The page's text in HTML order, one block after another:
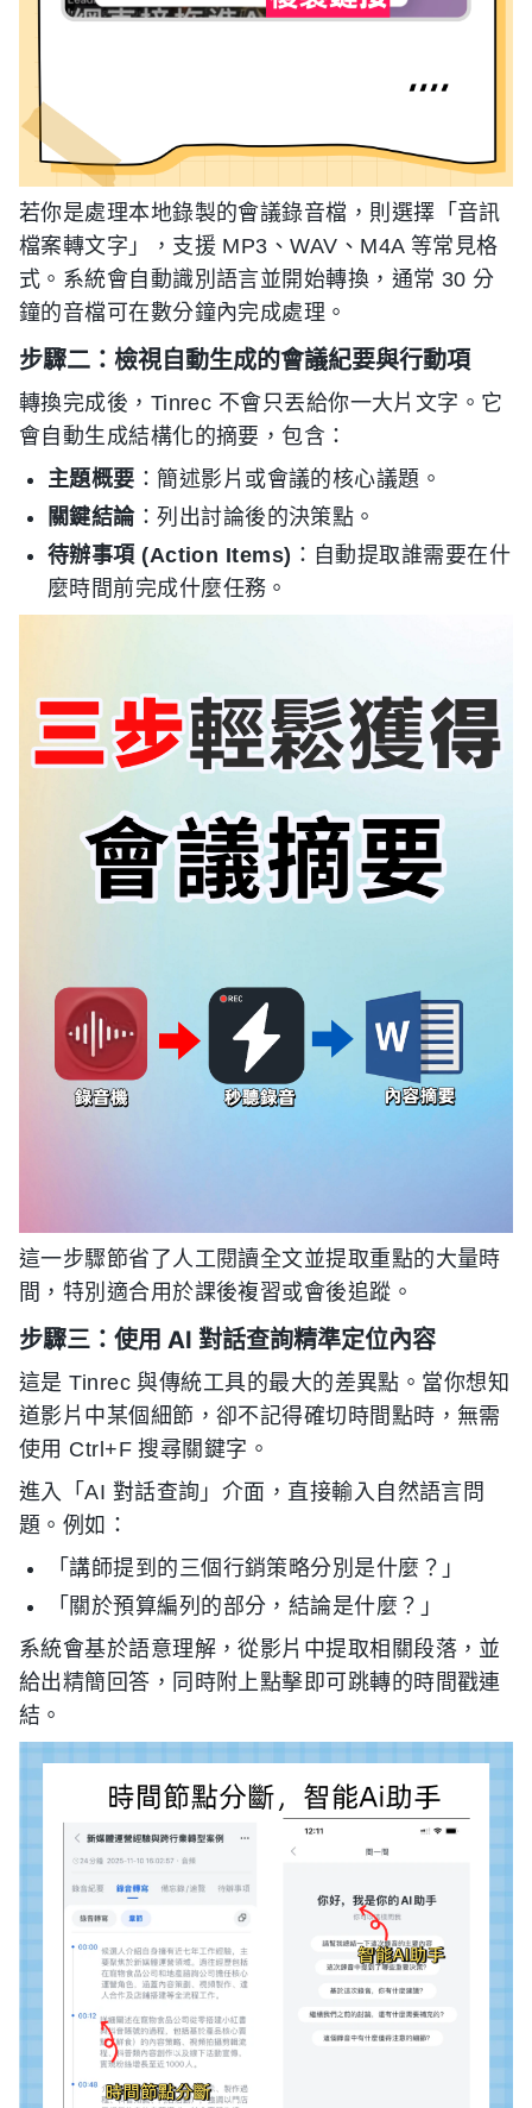
若你是處理本地錄製的會議錄音檔，則選擇「音訊
檔案轉文字」，支援 MP3、WAV、M4A 等常見格
式。系統會自動識別語言並開始轉換，通常 30 分
鐘的音檔可在數分鐘內完成處理。
步驟二：檢視自動生成的會議紀要與行動項
轉換完成後，Tinrec 不會只丟給你一大片文字。它
會自動生成結構化的摘要，包含：
主題概要 ：簡述影片或會議的核心議題。
關鍵結論：列出討論後的決策點。
待辦事項 (Action Items) ：自動提取誰需要在什
麼時間前完成什麼任務。
這一步驟節省了人工閱讀全文並提取重點的大量時
間，特別適合用於課後複習或會後追蹤。
步驟三：使用 AI 對話查詢精準定位內容
這是 Tinrec 與傳統工具的最大的差異點。當你想知
道影片中某個細節，卻不記得確切時間點時，無需
使用 Ctrl+F 搜尋關鍵字。
進入「AI 對話查詢」介面，直接輸入自然語言問
題。例如：
「講師提到的三個行銷策略分別是什麼？」
「關於預算編列的部分，結論是什麼？」
系統會基於語意理解，從影片中提取相關段落，並
給出精簡回答，同時附上點擊即可跳轉的時間戳連
結。